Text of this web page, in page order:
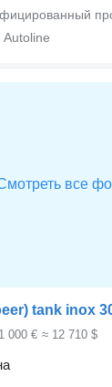
Autoline
tank inox
000 € ≈ 12 710 $